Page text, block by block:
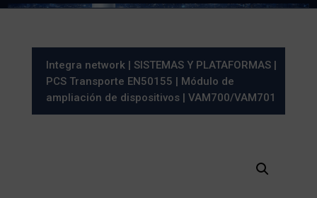
Integra network| SISTEMAS Y PLATAFORMAS|
PCS Transporte EN50155 | Módulo de
ampliación de dispositivos| VAM700/VAM701